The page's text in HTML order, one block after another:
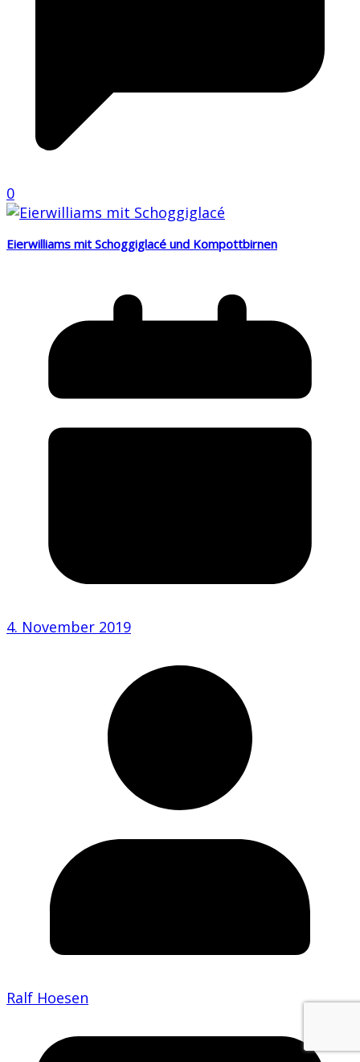
0
Eierwilliams mit Schoggiglacé und Kompottbirnen
4. November 2019
Ralf Hoesen